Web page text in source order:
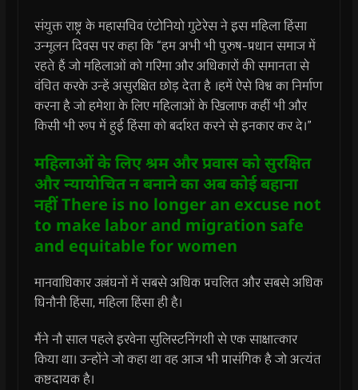
संयुक्त राष्ट्र के महासचिव एंटोनियो गुटेरेस ने इस महिला हिंसा
उन्मूलन दिवस पर कहा कि “हम अभी भी पुरुष-प्रधान समाज में
रहते हैं जो महिलाओं को गरिमा और अधिकारों की समानता से
वंचित करके उन्हें असुरक्षित छोड़ देता है ।हमें ऐसे विश्व का निर्माण
करना है जो हमेशा के लिए महिलाओं के खिलाफ कहीं भी और
किसी भी रूप में हुई हिंसा को बर्दाश्त करने से इनकार कर दे।”
महिलाओं के लिए श्रम और प्रवास को सुरक्षित
और न्यायोचित न बनाने का अब कोई बहाना
नहीं There is no longer an excuse not
to make labor and migration safe
and equitable for women
मानवाधिकार उल्लंघनों में सबसे अधिक प्रचलित और सबसे अधिक
घिनौनी हिंसा, महिला हिंसा ही है।
मैंने नौ साल पहले इरवेना सुलिस्टनिंगशी से एक साक्षात्कार
किया था। उन्होंने जो कहा था वह आज भी प्रासंगिक है जो अत्यंत
कष्टदायक है।